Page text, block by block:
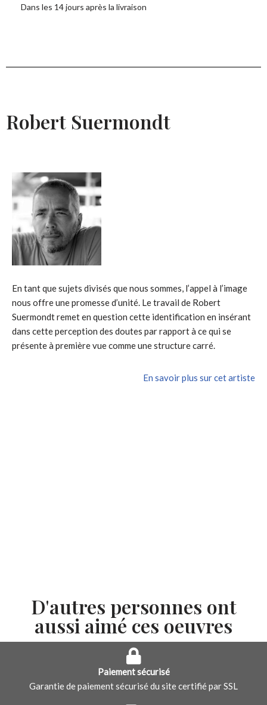
Dans les 14 jours après la livraison
Robert Suermondt
En tant que sujets divisés que nous sommes, l’appel à l’image
nous offre une promesse d’unité. Le travail de Robert
Suermondt remet en question cette identification en insérant
dans cette perception des doutes par rapport à ce qui se
présente à première vue comme une structure carré.
En savoir plus sur cet artiste
D'autres personnes ont
aussi aimé ces oeuvres
Paiement sécurisé
Garantie de paiement sécurisé du site certifié par SSL